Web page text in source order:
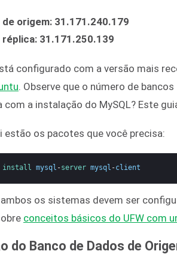
origem: 31.171.240.179
31.171.250.139
configurado com a versão mais
. Observe que o número de
com a instalação do MySQL? Este
estão os pacotes que você precisa:
install mysql -server mysql -client
os sistemas devem ser
conceitos básicos do UFW com
do Banco de Dados de